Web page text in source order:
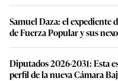
Samuel Daza: el expediente
de Fuerza Popular y sus
Diputados 2026-2031: Esta
perfil de la nueva Cámara